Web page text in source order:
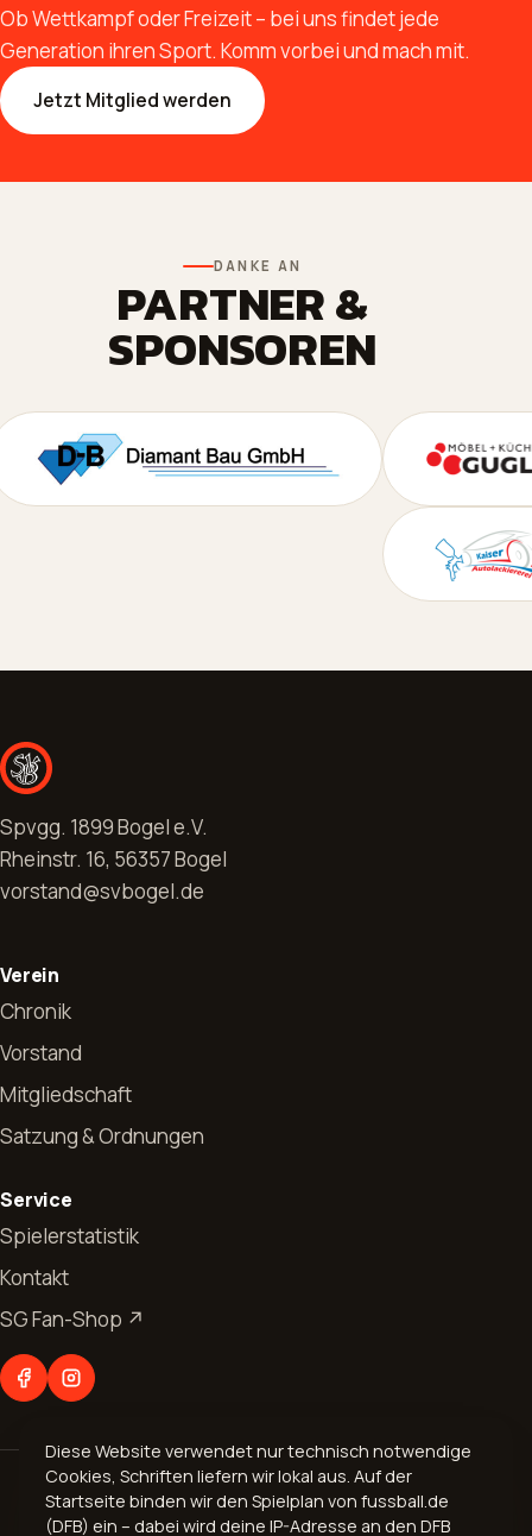
Ob Wettkampf oder Freizeit – bei uns findet jede
Generation ihren Sport. Komm vorbei und mach mit.
Jetzt Mitglied werden
DANKE AN
PARTNER &
SPONSOREN
Spvgg. 1899 Bogel e.V.
Rheinstr. 16, 56357 Bogel
vorstand@svbogel.de
Verein
Chronik
Vorstand
Mitgliedschaft
Satzung & Ordnungen
Service
Spielerstatistik
Kontakt
SG Fan-Shop ↗
© 2026 Spvgg. 1899 Bogel e.V.
Impressum·Datenschutz
News
Allgemeines
Jugendfussball
Seniorenfussball
Verein
Chronik
Mitgliedschaft
Geschäftsverteilungsplan
Abteilungen
Fußball
Aerobic
Volleyball
Diese Website verwendet nur technisch notwendige
Cookies, Schriften liefern wir lokal aus. Auf der
Startseite binden wir den Spielplan von fussball.de
(DFB) ein – dabei wird deine IP-Adresse an den DFB